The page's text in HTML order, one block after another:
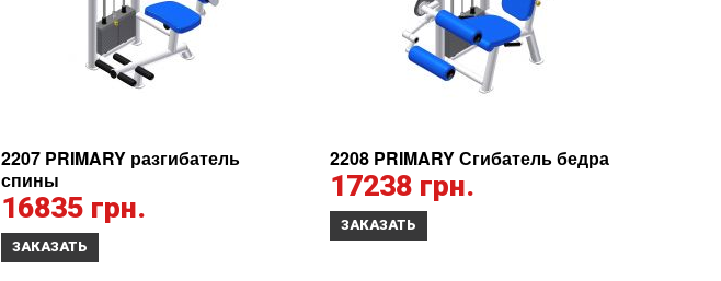
2207 PRIMARY разгибатель
спины
16835 грн.
ЗАКАЗАТЬ
2208 PRIMARY Сгибатель бедра
17238 грн.
ЗАКАЗАТЬ